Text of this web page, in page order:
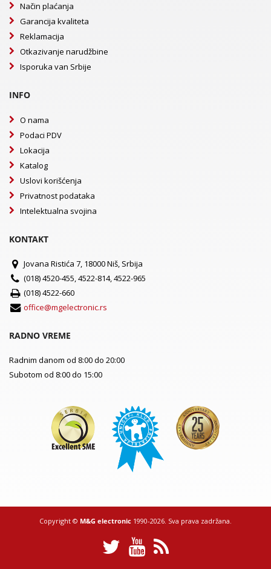
Način plaćanja
Garancija kvaliteta
Reklamacija
Otkazivanje narudžbine
Isporuka van Srbije
INFO
O nama
Podaci PDV
Lokacija
Katalog
Uslovi korišćenja
Privatnost podataka
Intelektualna svojina
KONTAKT
Jovana Ristića 7, 18000 Niš, Srbija
(018) 4520-455, 4522-814, 4522-965
(018) 4522-660
office@mgelectronic.rs
RADNO VREME
Radnim danom od 8:00 do 20:00
Subotom od 8:00 do 15:00
Copyright © M&G electronic 1990-2026. Sva prava zadržana.